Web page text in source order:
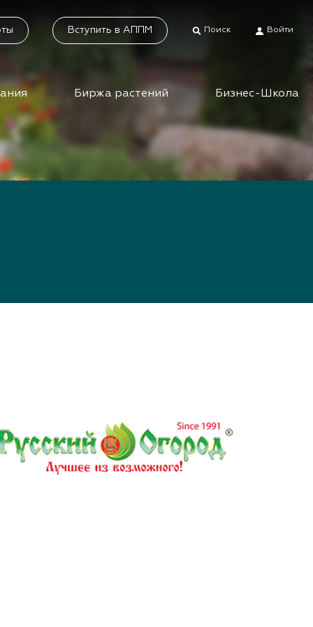
Вступить в АППМ Поиск Войти
Биржа растений Бизнес-Школа
растений
Каталог растений
Система добровольной